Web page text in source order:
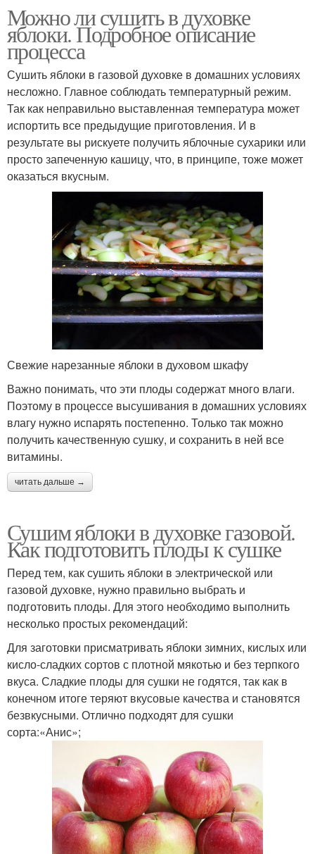
Можно ли сушить в духовке
яблоки. Подробное описание
процесса
Сушить яблоки в газовой духовке в домашних условиях
несложно. Главное соблюдать температурный режим.
Так как неправильно выставленная температура может
испортить все предыдущие приготовления. И в
результате вы рискуете получить яблочные сухарики или
просто запеченную кашицу, что, в принципе, тоже может
оказаться вкусным.
Свежие нарезанные яблоки в духовом шкафу
Важно понимать, что эти плоды содержат много влаги.
Поэтому в процессе высушивания в домашних условиях
влагу нужно испарять постепенно. Только так можно
получить качественную сушку, и сохранить в ней все
витамины.
читать дальше →
Сушим яблоки в духовке газовой.
Как подготовить плоды к сушке
Перед тем, как сушить яблоки в электрической или
газовой духовке, нужно правильно выбрать и
подготовить плоды. Для этого необходимо выполнить
несколько простых рекомендаций:
Для заготовки присматривать яблоки зимних, кислых или
кисло-сладких сортов с плотной мякотью и без терпкого
вкуса. Сладкие плоды для сушки не годятся, так как в
конечном итоге теряют вкусовые качества и становятся
безвкусными. Отлично подходят для сушки
сорта:«Анис»;